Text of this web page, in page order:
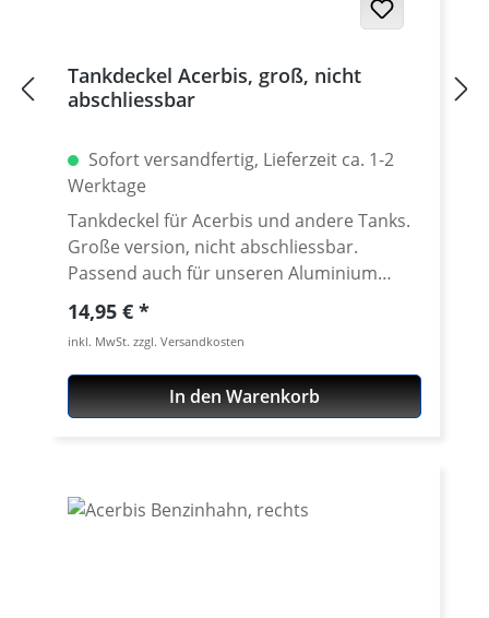
Tankdeckel Acerbis, groß, nicht
abschliessbar
Sofort versandfertig, Lieferzeit ca. 1-2
Werktage
Tankdeckel für Acerbis und andere Tanks.
Große version, nicht abschliessbar.
Passend auch für unseren Aluminium
Tankstutzen (große Ausführung). Alle
Modelle mit integrierter Entlüftung.
Regulärer Preis:
14,95 €
inkl. MwSt. zzgl. Versandkosten
In den Warenkorb